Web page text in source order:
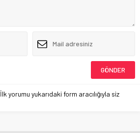
yorumu yukarıdaki form aracılığıyla siz